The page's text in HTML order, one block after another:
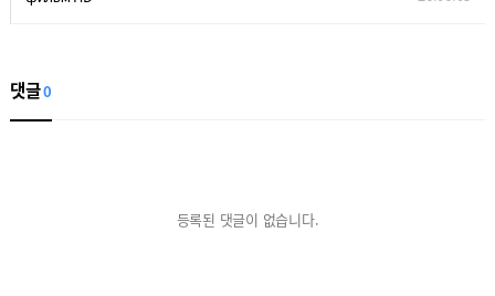
댓글0
등록된 댓글이 없습니다.